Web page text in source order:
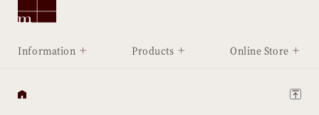
Information Products Online Store